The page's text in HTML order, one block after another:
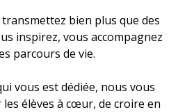
bien plus que des
inspirez, vous accompagnez
parcours de vie.
vous est dédiée, nous vous
les élèves à cœur, de croire en